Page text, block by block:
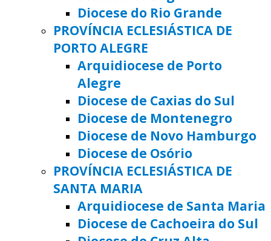
Diocese do Rio Grande
PROVÍNCIA ECLESIÁSTICA DE
PORTO ALEGRE
Arquidiocese de Porto
Alegre
Diocese de Caxias do Sul
Diocese de Montenegro
Diocese de Novo Hamburgo
Diocese de Osório
PROVÍNCIA ECLESIÁSTICA DE
SANTA MARIA
Arquidiocese de Santa Maria
Diocese de Cachoeira do Sul